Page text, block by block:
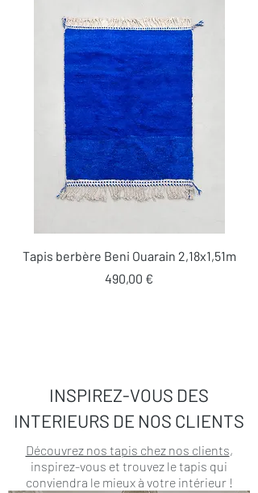
Tapis berbère Beni Ouarain 2,18x1,51m
Prix
490,00 €
INSPIREZ-VOUS DES
INTERIEURS DE NOS CLIENTS
Découvrez nos tapis chez nos clients,
inspirez-vous et trouvez le tapis qui
conviendra le mieux à votre intérieur !